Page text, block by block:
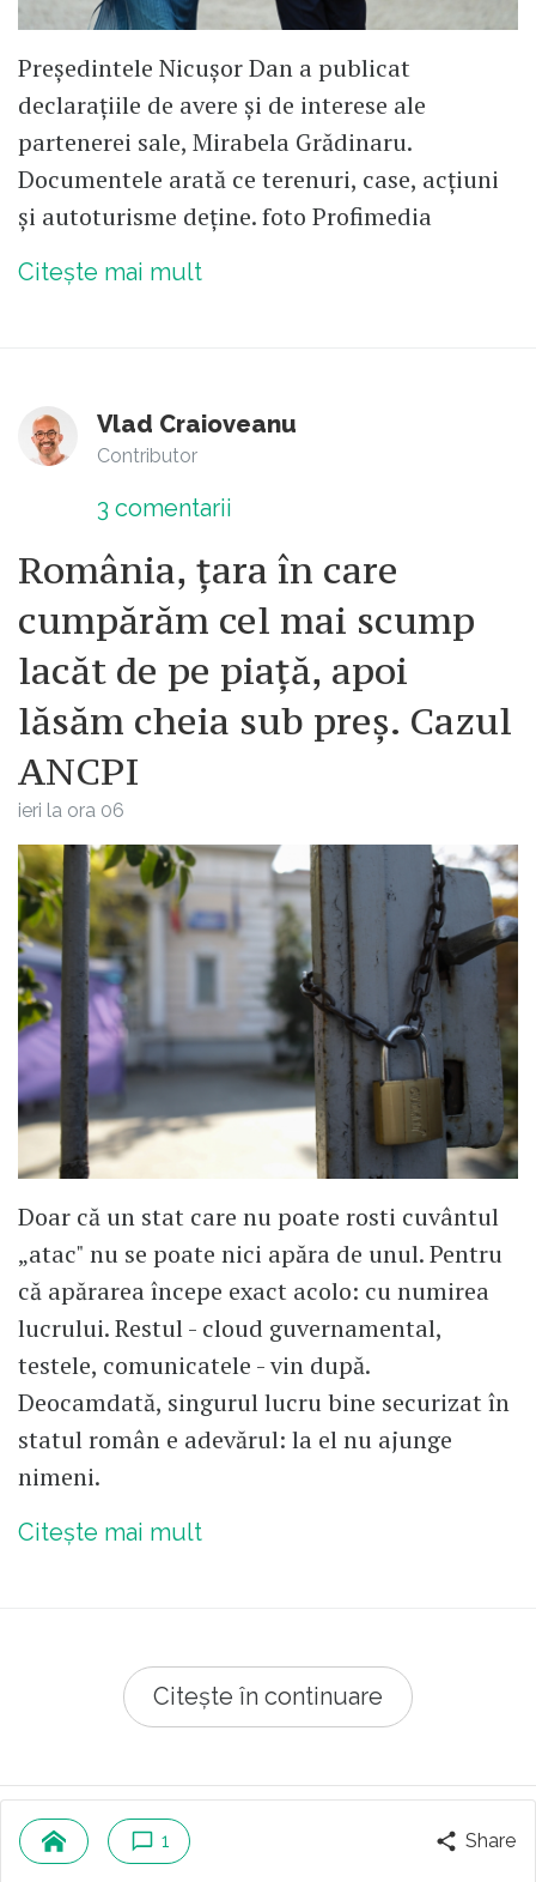
Președintele Nicușor Dan a publicat
declarațiile de avere și de interese ale
partenerei sale, Mirabela Grădinaru.
Documentele arată ce terenuri, case, acțiuni
și autoturisme deține. foto Profimedia
Citește mai mult
Vlad Craioveanu
Contributor
3 comentarii
România, țara în care
cumpărăm cel mai scump
lacăt de pe piață, apoi
lăsăm cheia sub preș. Cazul
ANCPI
ieri la ora 06
Doar că un stat care nu poate rosti cuvântul
„atac" nu se poate nici apăra de unul. Pentru
că apărarea începe exact acolo: cu numirea
lucrului. Restul - cloud guvernamental,
testele, comunicatele - vin după.
Deocamdată, singurul lucru bine securizat în
statul român e adevărul: la el nu ajunge
nimeni.
Citește mai mult
Citește în continuare
© 2026 Republica.ro
Politica de confidentialitate
Cine suntem
1 Share